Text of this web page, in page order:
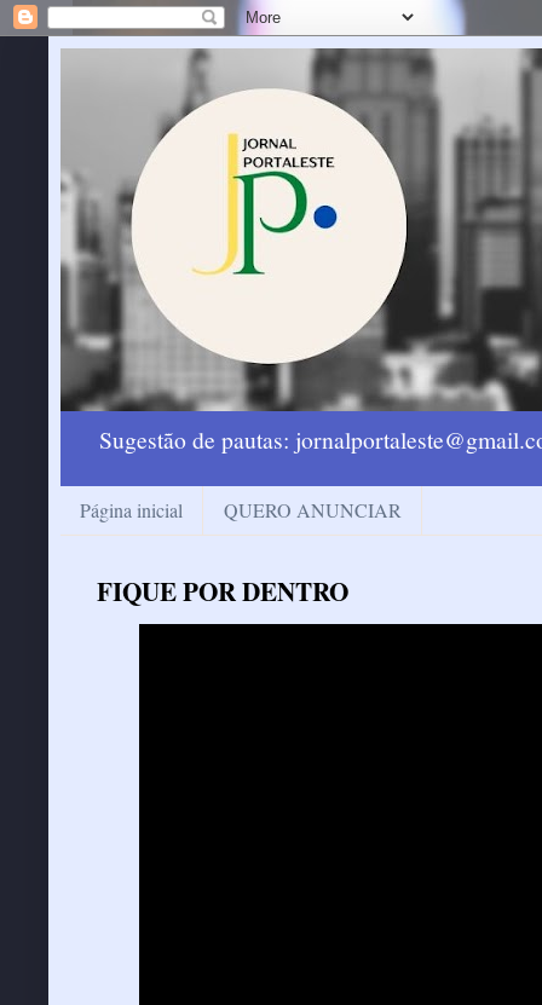
Sugestão de pautas:
Página inicial QUERO ANUNCIAR
FIQUE POR DENTRO